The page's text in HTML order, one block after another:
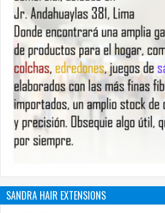
SANDRA HAIR EXTENSIONS